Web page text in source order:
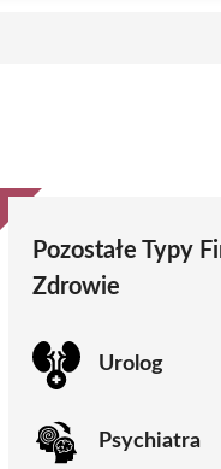
Pozostałe Typy
Zdrowie
Urolog
Psychiatra